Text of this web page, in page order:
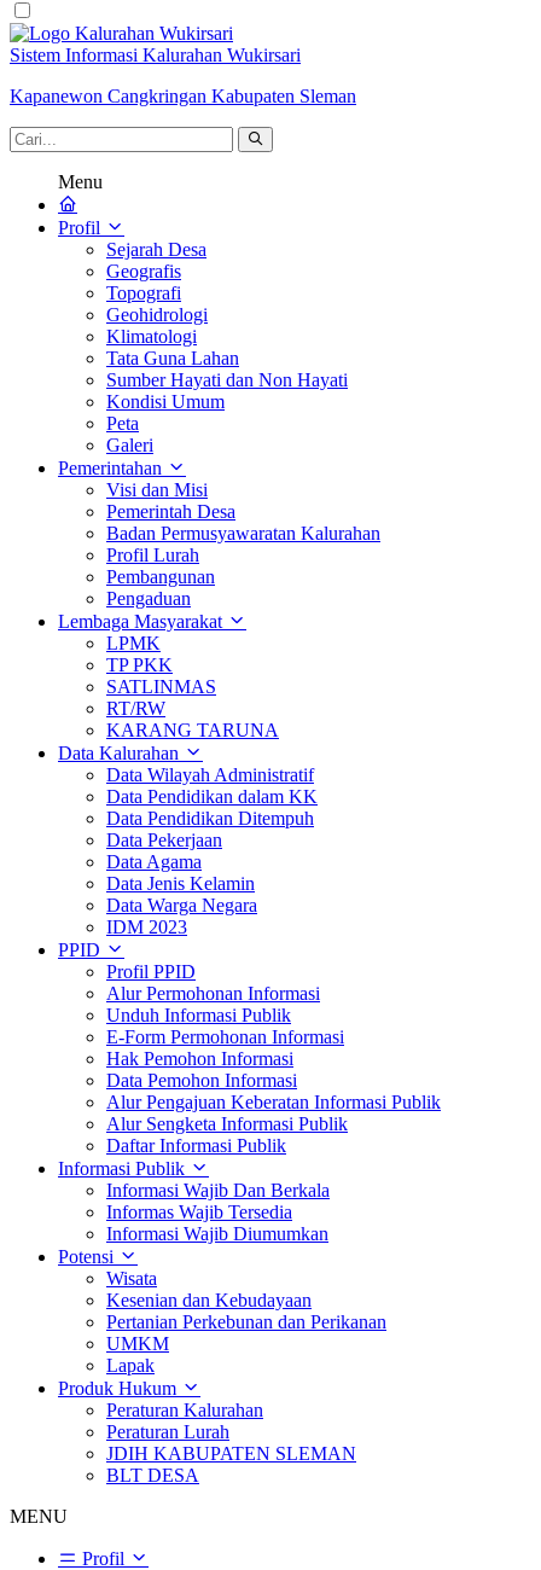
Sistem Informasi Kalurahan Wukirsari
Kapanewon Cangkringan Kabupaten Sleman
Menu
Profil
Sejarah Desa
Geografis
Topografi
Geohidrologi
Klimatologi
Tata Guna Lahan
Sumber Hayati dan Non Hayati
Kondisi Umum
Peta
Galeri
Pemerintahan
Visi dan Misi
Pemerintah Desa
Badan Permusyawaratan Kalurahan
Profil Lurah
Pembangunan
Pengaduan
Lembaga Masyarakat
LPMK
TP PKK
SATLINMAS
RT/RW
KARANG TARUNA
Data Kalurahan
Data Wilayah Administratif
Data Pendidikan dalam KK
Data Pendidikan Ditempuh
Data Pekerjaan
Data Agama
Data Jenis Kelamin
Data Warga Negara
IDM 2023
PPID
Profil PPID
Alur Permohonan Informasi
Unduh Informasi Publik
E-Form Permohonan Informasi
Hak Pemohon Informasi
Data Pemohon Informasi
Alur Pengajuan Keberatan Informasi Publik
Alur Sengketa Informasi Publik
Daftar Informasi Publik
Informasi Publik
Informasi Wajib Dan Berkala
Informas Wajib Tersedia
Informasi Wajib Diumumkan
Potensi
Wisata
Kesenian dan Kebudayaan
Pertanian Perkebunan dan Perikanan
UMKM
Lapak
Produk Hukum
Peraturan Kalurahan
Peraturan Lurah
JDIH KABUPATEN SLEMAN
BLT DESA
MENU
Profil